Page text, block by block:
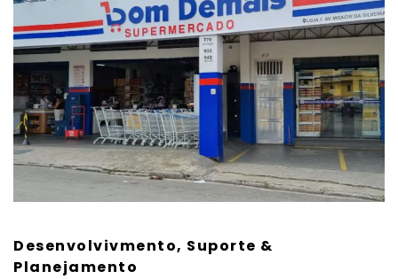
Desenvolvivmento, Suporte &
Planejamento